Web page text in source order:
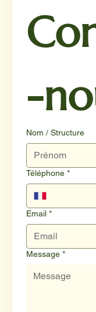
-
Nom / Structure
Téléphone *
Email *
Message *